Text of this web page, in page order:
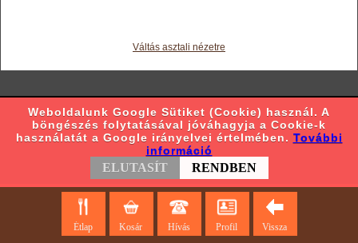
Váltás asztali nézetre
Étlap Kosár Hívás Profil Vissza
Weboldalunk Google Sütiket (Cookie) használ. A
böngészés folytatásával jóváhagyja a Cookie-k
használatát a Google irányelvei értelmében. További
információ
ELUTASÍT RENDBEN